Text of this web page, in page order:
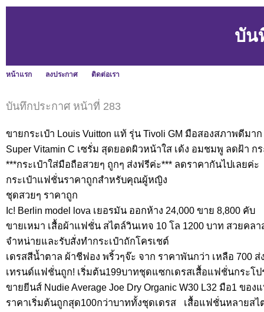
บัน
หน้าแรก ลงประกาศ ติดต่อเรา
บันทึกประกาศ หน้าที่ 283
ขายกระเป๋า Louis Vuitton แท้ รุ่น Tivoli GM มือสองสภาพดีมาก
Super Vitamin C เซรั่ม สุดยอดผิวหน้าใส เด้ง อมชมพู ลดฝ้า ก
***กระเป๋าใส่มือถือสวยๆ ถูกๆ ส่งฟรีค่ะ*** ลดราคากันไปเลยค่ะ
กระเป๋าแฟชั่นราคาถูกสำหรับคุณผู้หญิง
ชุดสวยๆ ราคาถูก
Ic! Berlin model lova เยอรมัน ออกห้าง 24,000 ขาย 8,800 คับ
ขายเหมา เสื้อผ้าแฟชั่น สไตล์วินเทจ 10 โล 1200 บาท สวยคล
จำหน่ายและรับสั่งทำกระเป๋าถักโครเชต์
เดรสสีน้ำตาล ผ้าชีฟอง พริ้วๆจ๊ะ จาก ราคาพันกว่า เหลือ 700 ส่
เทรนด์แฟชั่นถูก! เริ่มต้น199บาทชุดแซกเดรสเสื้อแฟชั่นกระโป
ขายยีนส์ Nudie Average Joe Dry Organic W30 L32 มือ1 ของ
ราคาเริ่มต้นถูกสุด100กว่าบาททั้งชุดเดรส เสื้อแฟชั่นหลายสไ